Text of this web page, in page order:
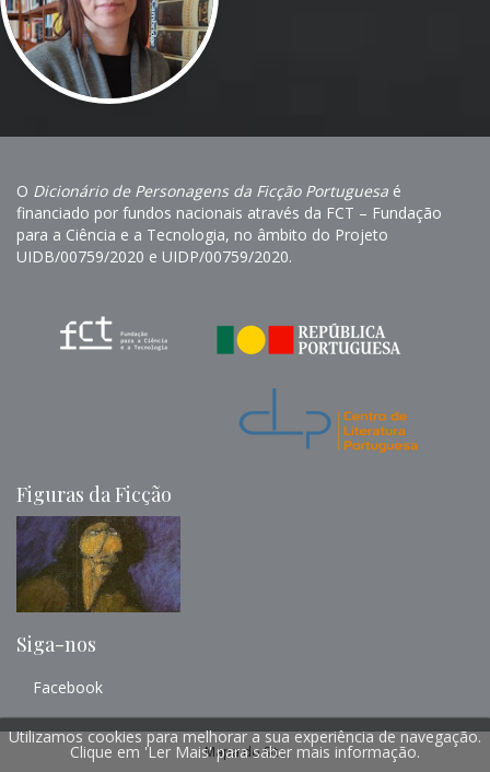
O Dicionário de Personagens da Ficção Portuguesa é
financiado por fundos nacionais através da FCT – Fundação
para a Ciência e a Tecnologia, no âmbito do Projeto
UIDB/00759/2020 e UIDP/00759/2020.
Figuras da Ficção
Siga-nos
Facebook
Mapa do Site
Utilizamos cookies para melhorar a sua experiência de navegação.
Clique em 'Ler Mais' para saber mais informação.